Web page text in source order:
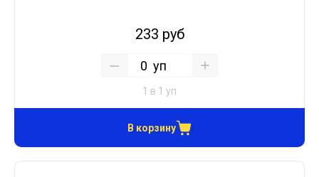
233 руб
уп
1 в 1 уп
В корзину